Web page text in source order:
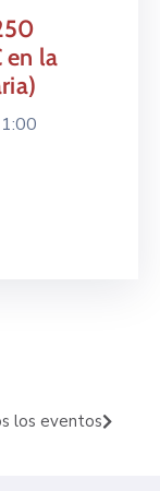
en la
los eventos